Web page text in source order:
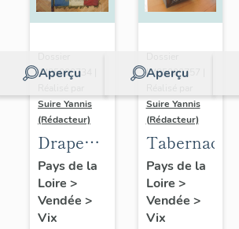
Aperçu
IM85000734 |
Suire Yannis
(Rédacteur)
Drapeau
des
anciens
combattants
Pays de la
Loire >
Vendée >
Vix
Aperçu
IM85000757 |
Suire Yannis
(Rédacteur)
Tabernacle
Pays de la
Loire >
Vendée >
Vix